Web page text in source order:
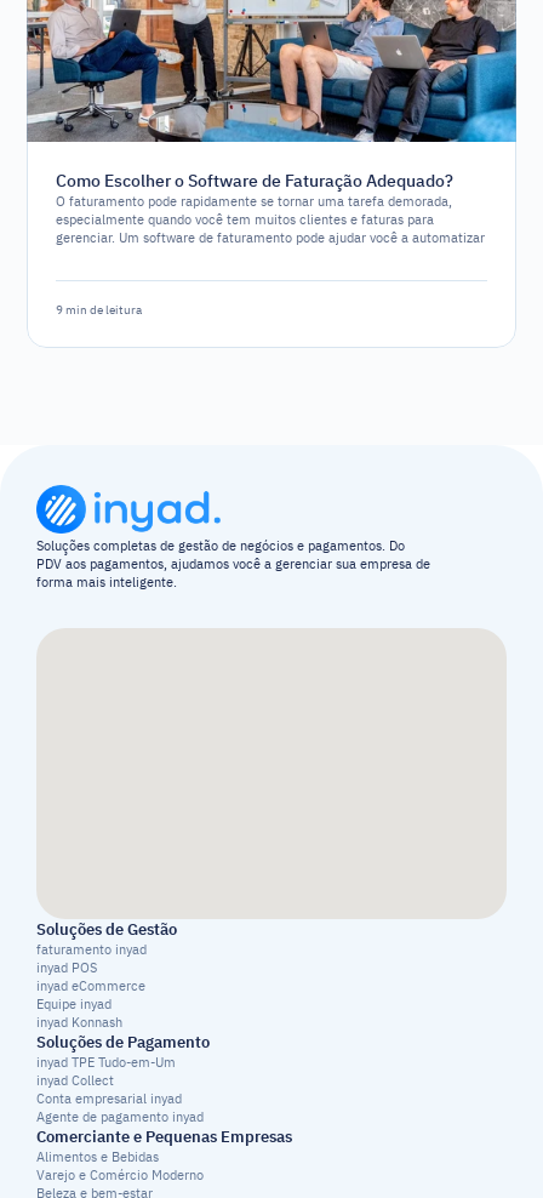
Como Escolher o Software de Faturação Adequado?
O faturamento pode rapidamente se tornar uma tarefa demorada,
especialmente quando você tem muitos clientes e faturas para
gerenciar. Um software de faturamento pode ajudar você a automatizar
9 min de leitura
Soluções completas de gestão de negócios e pagamentos. Do
PDV aos pagamentos, ajudamos você a gerenciar sua empresa de
forma mais inteligente.
Soluções de Gestão
faturamento inyad
inyad POS
inyad eCommerce
Equipe inyad
inyad Konnash
Soluções de Pagamento
inyad TPE Tudo-em-Um
inyad Collect
Conta empresarial inyad
Agente de pagamento inyad
Comerciante e Pequenas Empresas
Alimentos e Bebidas
Varejo e Comércio Moderno
Beleza e bem-estar